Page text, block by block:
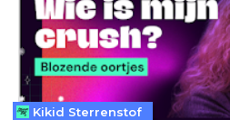
Kikid Sterrenstof